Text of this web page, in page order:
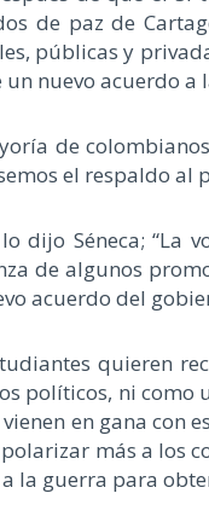
de paz de
públicas y
un nuevo acuerdo
de
el respaldo al
dijo Séneca; “La
de algunos
acuerdo del
quieren
políticos, ni como
en gana con
más a los
la guerra para